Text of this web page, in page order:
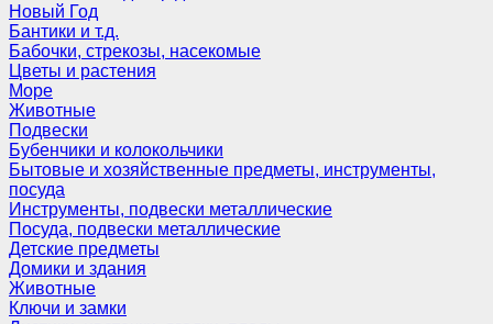
Новый Год
Бантики и т.д.
Бабочки, стрекозы, насекомые
Цветы и растения
Море
Животные
Подвески
Бубенчики и колокольчики
Бытовые и хозяйственные предметы, инструменты,
посуда
Инструменты, подвески металлические
Посуда, подвески металлические
Детские предметы
Домики и здания
Животные
Ключи и замки